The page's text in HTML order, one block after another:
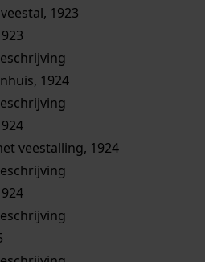
1923
1924
veestalling, 1924